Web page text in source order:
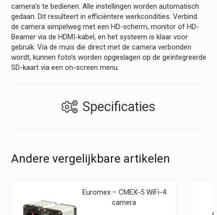
camera’s te bedienen. Alle instellingen worden automatisch
gedaan. Dit resulteert in efficiëntere werkcondities. Verbind
de camera simpelweg met een HD-scherm, monitor of HD-
Beamer via de HDMI-kabel, en het systeem is klaar voor
gebruik. Via de muis die direct met de camera verbonden
wordt, kunnen foto’s worden opgeslagen op de geïntegreerde
SD-kaart via een on-screen menu.
Specificaties
Andere vergelijkbare artikelen
Euromex – CMEX-5 WiFi-4
camera